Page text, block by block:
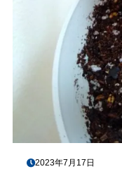
2023年7月17日